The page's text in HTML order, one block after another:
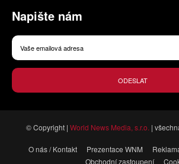
Napište nám
ODESLAT
© Copyright | World News Media, s.r.o. |
O nás / Kontakt Prezentace WNM
Obchodní zastoupení